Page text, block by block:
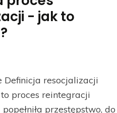
- jak to
Definicja resocjalizacji
proces reintegracji
przestępstwo, do